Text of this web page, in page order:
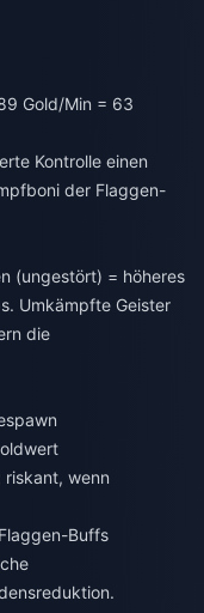
Gold/Min = 63
Kontrolle einen
der Flaggen-
(ungestört) = höheres
Umkämpfte Geister
die
riskant, wenn
Buffs